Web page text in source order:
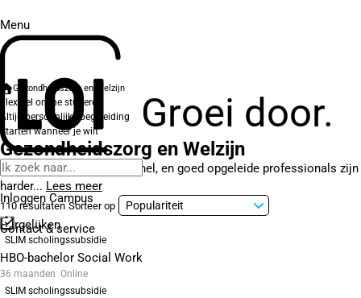
Menu
Groei door.
Inloggen Campus
Contact& service
Gezondheidszorg en Welzijn
Flexibel online studeren
Altijd persoonlijke begeleiding
Starten wanneer je wilt
Gezondheidszorg en Welzijn
De zorg verandert razendsnel, en goed opgeleide professionals zijn
harder... Lees meer
110 resultaten Sorteer op
Vergelijken
SLIM scholingssubsidie
HBO-bachelor Social Work
36 maanden Online
SLIM scholingssubsidie